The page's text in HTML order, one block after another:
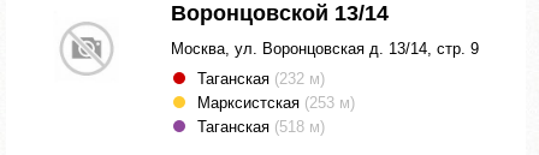
Воронцовской 13/14
Москва, ул. Воронцовская д. 13/14, стр. 9
Таганская (232 м)
Марксистская (253 м)
Таганская (518 м)